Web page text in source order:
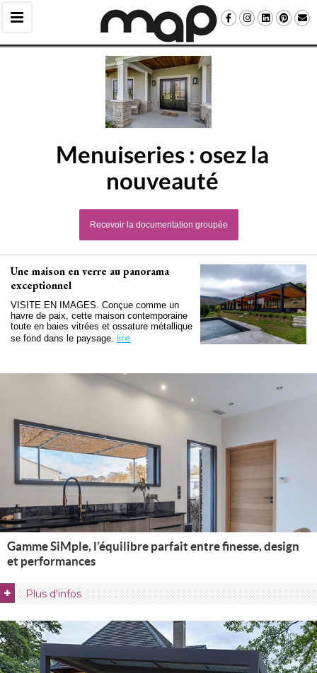
Menuiseries : osez la
nouveauté
Recevoir la documentation groupée
Une maison en verre au panorama
exceptionnel
VISITE EN IMAGES. Conçue comme un
havre de paix, cette maison contemporaine
toute en baies vitrées et ossature métallique
se fond dans le paysage. lire
Gamme SiMple, l’équilibre parfait entre finesse, design
et performances
+ Plus d'infos